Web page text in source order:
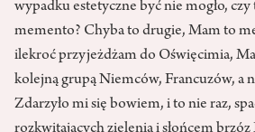
wypadku estetyczne być nie mogło,
memento? Chyba to drugie, Mam to
ilekroć przyjeżdżam do Oświęcimia,
kolejną grupą Niemców, Francuzów, a
Zdarzyło mi się bowiem, i to nie raz,